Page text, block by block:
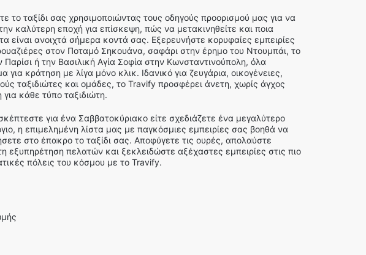
το ταξίδι σας χρησιμοποιώντας τους οδηγούς προορισμού μας για να
καλύτερη εποχή για επίσκεψη, πώς να μετακινηθείτε και ποια
είναι ανοιχτά σήμερα κοντά σας. Εξερευνήστε κορυφαίες εμπειρίες
στον Ποταμό Σηκουάνα, σαφάρι στην έρημο του Ντουμπάι, το
Παρίσι ή την Βασιλική Αγία Σοφία στην Κωνσταντινούπολη, όλα
για κράτηση με λίγα μόνο κλικ. Ιδανικό για ζευγάρια, οικογένειες,
ταξιδιώτες και ομάδες, το Travify προσφέρει άνετη, χωρίς άγχος
για κάθε τύπο ταξιδιώτη.
για ένα Σαββατοκύριακο είτε σχεδιάζετε ένα μεγαλύτερο
η επιμελημένη λίστα μας με παγκόσμιες εμπειρίες σας βοηθά να
στο έπακρο το ταξίδι σας. Αποφύγετε τις ουρές, απολαύστε
εξυπηρέτηση πελατών και ξεκλειδώστε αξέχαστες εμπειρίες στις πιο
πόλεις του κόσμου με το Travify.